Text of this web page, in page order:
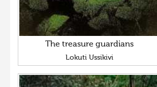
The treasure guardians
Lokuti Ussikivi